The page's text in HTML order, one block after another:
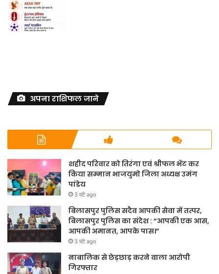
अपना राशिफल जाने
शहीद परिवार को तिरंगा एवं श्रीफल भेंट कर
किया सम्मान भाजयुमो जिला अध्यक्ष उमंग
पांडेय
3 घंटे ago
बिलासपुर पुलिस सदैव आपकी सेवा में तत्पर,
बिलासपुर पुलिस का संदेश : “आपकी एक आस,
आपकी अमानत, आपके पास।”
3 घंटे ago
नाबालिक से छेड़छाड़ करने वाला आरोपी
गिरफ्तार